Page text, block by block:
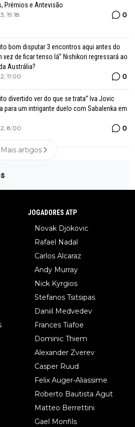
Prémios e Antevisão
19:18 0
bom disputar 3 encontros aqui antes do
vez de ficar tenso lá” Nishikori regressará ao
Austrália?
11:00 0
divertido ver do que se trata” Iva Jovic
para um intrigante duelo com Sabalenka em
8:00 0
Mais artigos
JOGADORES ATP
Novak Djokovic
Rafael Nadal
Carlos Alcaraz
Andy Murray
Nick Kyrgios
Stefanos Tsitsipas
Daniil Medvedev
Frances Tiafoe
Dominic Thiem
Alexander Zverev
Casper Ruud
Felix Auger-Aliassime
Roberto Bautista Agut
Matteo Berrettini
Gael Monfils